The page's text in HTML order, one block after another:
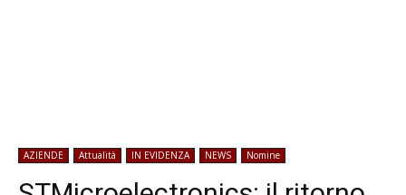
AZIENDE Attualità IN EVIDENZA NEWS Nomine